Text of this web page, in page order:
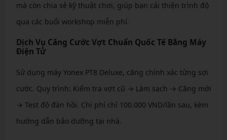
mà còn chia sẻ kỹ thuật chơi, giúp bạn cải thiện trình độ
qua các buổi workshop miễn phí.
Dịch Vụ Căng Cước Vợt Chuẩn Quốc Tế Bằng Máy
Điện Tử
Sử dụng máy Yonex PT8 Deluxe, căng chính xác từng sợi
cước. Quy trình: Kiểm tra vợt cũ → Làm sạch → Căng mới
→ Test độ đàn hồi. Chi phí chỉ 100.000 VND/lần sau, kèm
hướng dẫn bảo dưỡng tại nhà.